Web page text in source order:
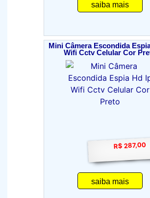
saiba mais
Mini Câmera Escondida
Wifi Cctv Celular Cor
R$ 287,00
saiba mais